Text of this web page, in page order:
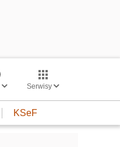
Serwisy
KSeF